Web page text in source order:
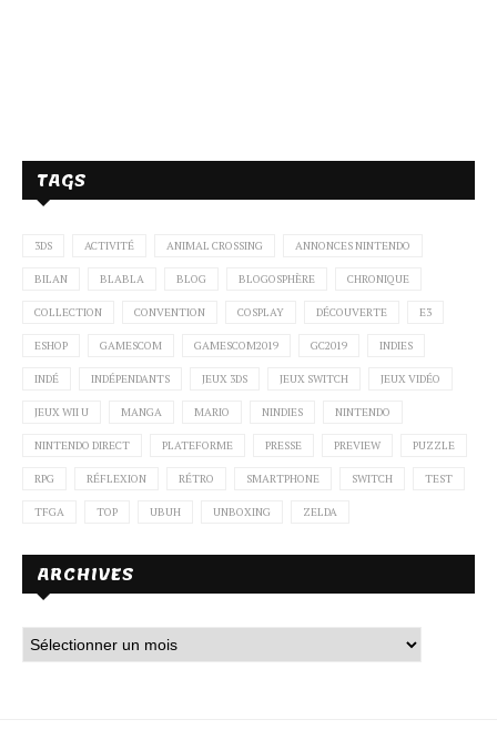
TAGS
3DS ACTIVITÉ ANIMAL CROSSING ANNONCES NINTENDO
BILAN BLABLA BLOG BLOGOSPHÈRE CHRONIQUE
COLLECTION CONVENTION COSPLAY DÉCOUVERTE E3
ESHOP GAMESCOM GAMESCOM2019 GC2019 INDIES
INDÉ INDÉPENDANTS JEUX 3DS JEUX SWITCH JEUX VIDÉO
JEUX WII U MANGA MARIO NINDIES NINTENDO
NINTENDO DIRECT PLATEFORME PRESSE PREVIEW PUZZLE
RPG RÉFLEXION RÉTRO SMARTPHONE SWITCH TEST
TFGA TOP UBUH UNBOXING ZELDA
ARCHIVES